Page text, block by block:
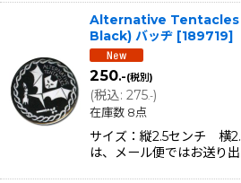
Alternative
Black) バッヂ [189719]
250.-(税別)
(税込: 275.-)
在庫数 8点
サイズ：縦2.5センチ 横
は、メール便ではお送り出